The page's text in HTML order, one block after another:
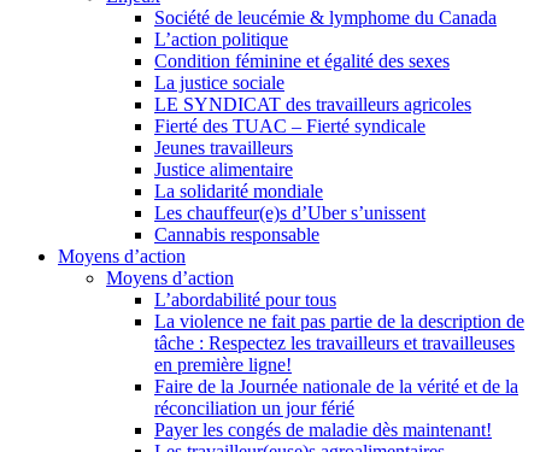
Société de leucémie & lymphome du Canada
L’action politique
Condition féminine et égalité des sexes
La justice sociale
LE SYNDICAT des travailleurs agricoles
Fierté des TUAC – Fierté syndicale
Jeunes travailleurs
Justice alimentaire
La solidarité mondiale
Les chauffeur(e)s d’Uber s’unissent
Cannabis responsable
Moyens d’action
Moyens d’action
L’abordabilité pour tous
La violence ne fait pas partie de la description de
tâche : Respectez les travailleurs et travailleuses
en première ligne!
Faire de la Journée nationale de la vérité et de la
réconciliation un jour férié
Payer les congés de maladie dès maintenant!